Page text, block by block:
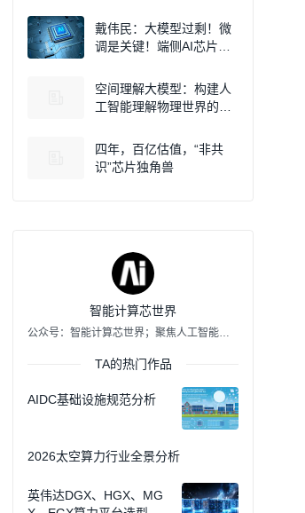
戴伟民：大模型过剩！微
调是关键！端侧AI芯片迎
空间理解大模型：构建人
工智能理解物理世界的新
四年，百亿估值，“非共
识”芯片独角兽
智能计算芯世界
公众号：智能计算芯世界；聚焦人工智能、芯片设计、异构计算、高性能计算等领域专业知识分享！
TA的热门作品
AIDC基础设施规范分析
2026太空算力行业全景分析
英伟达DGX、HGX、MG